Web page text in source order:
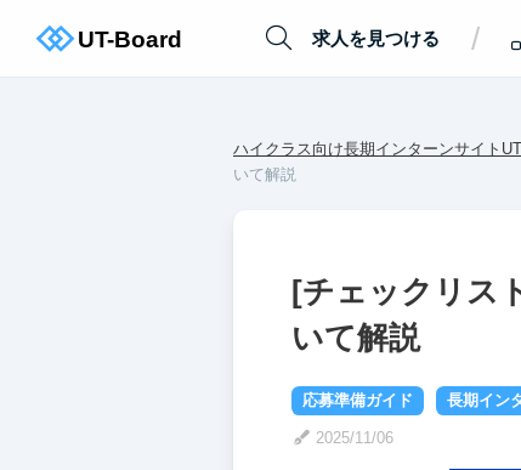
求人を見つける /
ハイクラス向け長期インターンサイト
いて解説
[チェックリス
いて解説
応募準備ガイド 長期イン
2025/11/06